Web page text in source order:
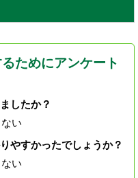
ためにアンケート
したか？
い
やすかったでしょうか？
い